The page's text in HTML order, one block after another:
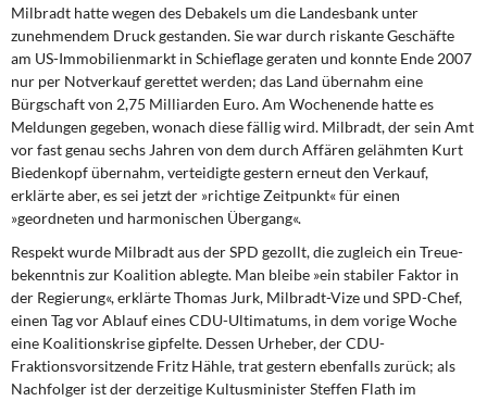
Kontakt
Milbradt hatte wegen des Debakels um die Landesbank unter
zunehmendem Druck gestanden. Sie war durch riskante Geschäfte
am US-Immobilienmarkt in Schieflage geraten und konnte Ende 2007
nur per Notverkauf gerettet werden; das Land übernahm eine
Bürgschaft von 2,75 Milliarden Euro. Am Wochenende hatte es
Meldungen gegeben, wonach diese fällig wird. Milbradt, der sein Amt
vor fast genau sechs Jahren von dem durch Affären gelähmten Kurt
Biedenkopf übernahm, verteidigte gestern erneut den Verkauf,
erklärte aber, es sei jetzt der »richtige Zeitpunkt« für einen
»geordneten und harmonischen Übergang«.
Respekt wurde Milbradt aus der SPD gezollt, die zugleich ein Treue-
bekenntnis zur Koalition ablegte. Man bleibe »ein stabiler Faktor in
der Regierung«, erklärte Thomas Jurk, Milbradt-Vize und SPD-Chef,
einen Tag vor Ablauf eines CDU-Ultimatums, in dem vorige Woche
eine Koalitionskrise gipfelte. Dessen Urheber, der CDU-
Fraktionsvorsitzende Fritz Hähle, trat gestern ebenfalls zurück; als
Nachfolger ist der derzeitige Kultusminister Steffen Flath im